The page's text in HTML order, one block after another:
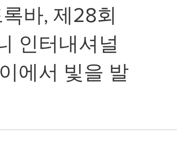
바, 제28회
인터내셔널
에서 빛을 발